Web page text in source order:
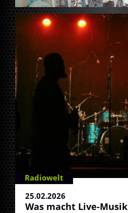
Radiowelt
25.02.2026
Was macht Live-